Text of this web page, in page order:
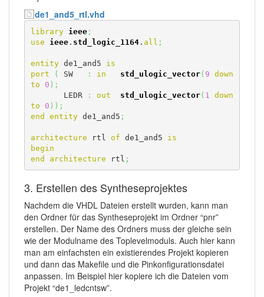
de1_and5_rtl.vhd
library ieee;
use
ieee. std_logic_1164. all ;
entity de1_and5 is
port
( SW : in std_ulogic_vector( 9 down
to
0 ) ;
       LEDR
: out std_ulogic_vector( 1
down
to
0 ) ) ;
end
entity de1_and5 ;
architecture rtl of de1_and5 is
begin
end
architecture rtl ;
3. Erstellen des Syntheseprojektes
Nachdem die VHDL Dateien erstellt wurden, kann man
den Ordner für das Syntheseprojekt im Ordner “pnr”
erstellen. Der Name des Ordners muss der gleiche sein
wie der Modulname des Toplevelmoduls. Auch hier kann
man am einfachsten ein existierendes Projekt kopieren
und dann das Makefile und die Pinkonfigurationsdatei
anpassen. Im Beispiel hier kopiere ich die Dateien vom
Projekt “de1_ledcntsw”.